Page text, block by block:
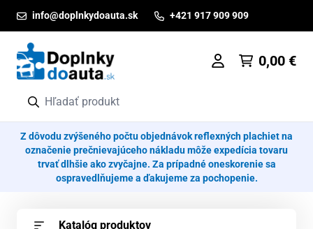
info@doplnkydoauta.sk +421 917 909 909
0,00 €
Z dôvodu zvýšeného počtu objednávok reflexných plachiet na
označenie prečnievajúceho nákladu môže expedícia tovaru
trvať dlhšie ako zvyčajne. Za prípadné oneskorenie sa
ospravedlňujeme a ďakujeme za pochopenie.
Katalóg produktov